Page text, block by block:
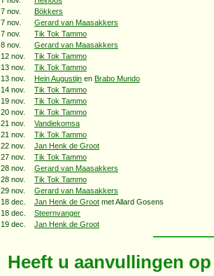
7 nov.
Bökkers
7 nov.
Gerard van Maasakkers
7 nov.
Tik Tok Tammo
8 nov.
Gerard van Maasakkers
12 nov.
Tik Tok Tammo
13 nov.
Tik Tok Tammo
13 nov.
Hein Augustijn en Brabo Mundo
14 nov.
Tik Tok Tammo
19 nov.
Tik Tok Tammo
20 nov.
Tik Tok Tammo
21 nov.
Vandiekomsa
21 nov.
Tik Tok Tammo
22 nov.
Jan Henk de Groot
27 nov.
Tik Tok Tammo
28 nov.
Gerard van Maasakkers
28 nov.
Tik Tok Tammo
29 nov.
Gerard van Maasakkers
18 dec.
Jan Henk de Groot met Allard Gosens
18 dec.
Steernvanger
19 dec.
Jan Henk de Groot
Heeft u aanvullingen